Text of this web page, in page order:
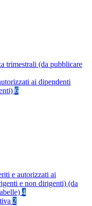
trimestrali (da pubblicare
ai dipendenti
6
e autorizzati ai
e non dirigenti) (da
4
2